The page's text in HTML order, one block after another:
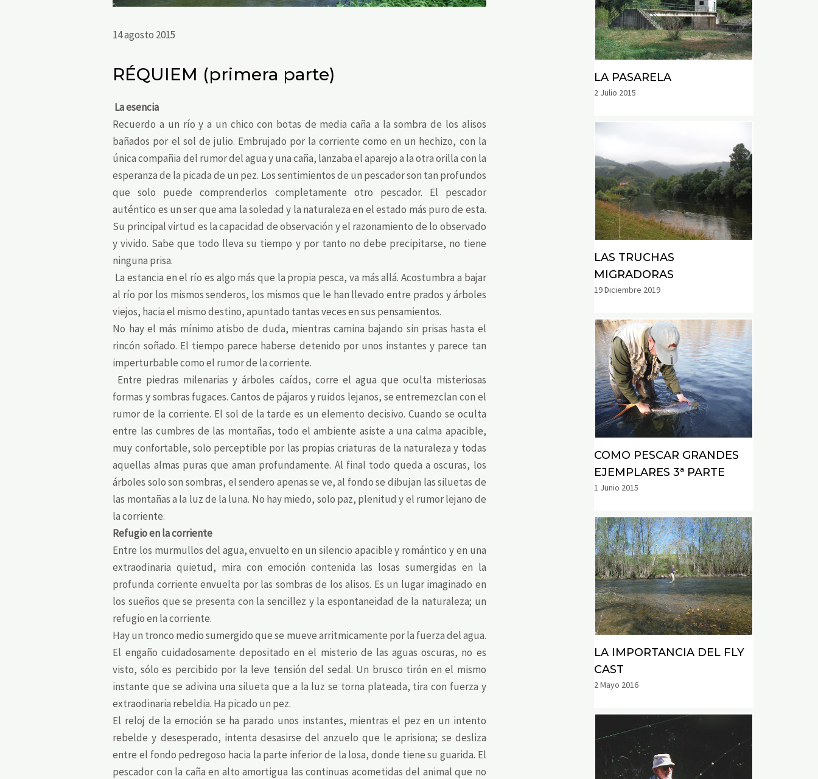
14 agosto 2015
RÉQUIEM (primera parte)
La esencia
Recuerdo a un río y a un chico con botas de media caña a la sombra de los alisos
bañados por el sol de julio. Embrujado por la corriente como en un hechizo, con la
única compañia del rumor del agua y una caña, lanzaba el aparejo a la otra orilla con la
esperanza de la picada de un pez. Los sentimientos de un pescador son tan profundos
que solo puede comprenderlos completamente otro pescador. El pescador
auténtico es un ser que ama la soledad y la naturaleza en el estado más puro de esta.
Su principal virtud es la capacidad de observación y el razonamiento de lo observado
y vivido. Sabe que todo lleva su tiempo y por tanto no debe precipitarse, no tiene
ninguna prisa.
La estancia en el río es algo más que la propia pesca, va más allá. Acostumbra a bajar
al río por los mismos senderos, los mismos que le han llevado entre prados y árboles
viejos, hacia el mismo destino, apuntado tantas veces en sus pensamientos.
No hay el más mínimo atisbo de duda, mientras camina bajando sin prisas hasta el
rincón soñado. El tiempo parece haberse detenido por unos instantes y parece tan
imperturbable como el rumor de la corriente.
Entre piedras milenarias y árboles caídos, corre el agua que oculta misteriosas
formas y sombras fugaces. Cantos de pájaros y ruidos lejanos, se entremezclan con el
rumor de la corriente. El sol de la tarde es un elemento decisivo. Cuando se oculta
entre las cumbres de las montañas, todo el ambiente asiste a una calma apacible,
muy confortable, solo perceptible por las propias criaturas de la naturaleza y todas
aquellas almas puras que aman profundamente. Al final todo queda a oscuras, los
árboles solo son sombras, el sendero apenas se ve, al fondo se dibujan las siluetas de
las montañas a la luz de la luna. No hay miedo, solo paz, plenitud y el rumor lejano de
la corriente.
Refugio en la corriente
Entre los murmullos del agua, envuelto en un silencio apacible y romántico y en una
extraodinaria quietud, mira con emoción contenida las losas sumergidas en la
profunda corriente envuelta por las sombras de los alisos. Es un lugar imaginado en
los sueños que se presenta con la sencillez y la espontaneidad de la naturaleza; un
refugio en la corriente.
Hay un tronco medio sumergido que se mueve arritmicamente por la fuerza del agua.
El engaño cuidadosamente depositado en el misterio de las aguas oscuras, no es
visto, sólo es percibido por la leve tensión del sedal. Un brusco tirón en el mismo
instante que se adivina una silueta que a la luz se torna plateada, tira con fuerza y
extraodinaria rebeldia. Ha picado un pez.
El reloj de la emoción se ha parado unos instantes, mientras el pez en un intento
rebelde y desesperado, intenta desasirse del anzuelo que le aprisiona; se desliza
entre el fondo pedregoso hacia la parte inferior de la losa, donde tiene su guarida. El
pescador con la caña en alto amortigua las continuas acometidas del animal que no
LA PASARELA
2 Julio 2015
LAS TRUCHAS
MIGRADORAS
19 Diciembre 2019
COMO PESCAR GRANDES
EJEMPLARES 3ª PARTE
1 Junio 2015
LA IMPORTANCIA DEL FLY
CAST
2 Mayo 2016